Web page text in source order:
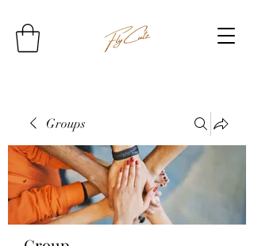
Groups